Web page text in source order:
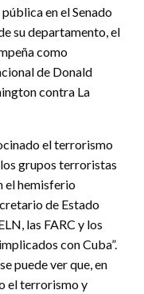
en el Senado
su departamento, el
como
de Donald
contra La
el terrorismo
grupos terroristas
el hemisferio
de Estado
las FARC y los
con Cuba”.
puede ver que, en
el terrorismo y